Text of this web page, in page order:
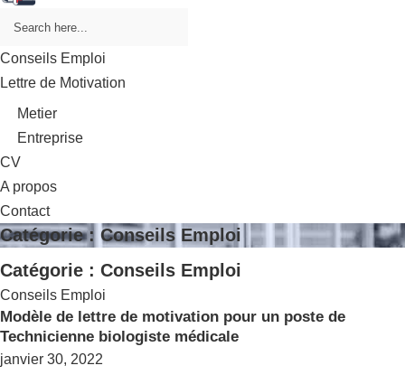
Conseils Emploi
Lettre de Motivation
Metier
Entreprise
CV
A propos
Contact
Catégorie : Conseils Emploi
Catégorie : Conseils Emploi
Conseils Emploi
Modèle de lettre de motivation pour un poste de
Technicienne biologiste médicale
janvier 30, 2022